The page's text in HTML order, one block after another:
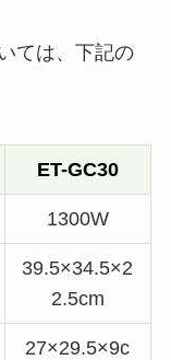
ては、下記の
ET-GC30
1300W
39.5×34.5×2
2.5cm
27×29.5×9c